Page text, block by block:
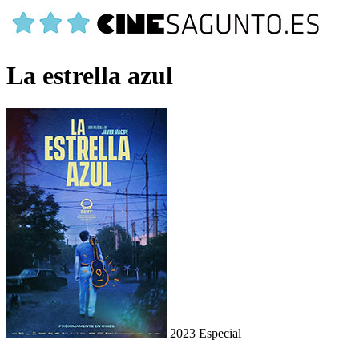
La estrella azul
2023 Especial